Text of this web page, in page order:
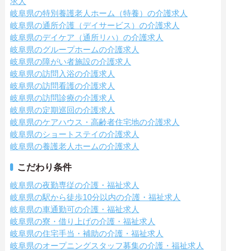
岐阜県の特別養護老人ホーム（特養）の介護求人
岐阜県の通所介護（デイサービス）の介護求人
岐阜県のデイケア（通所リハ）の介護求人
岐阜県のグループホームの介護求人
岐阜県の障がい者施設の介護求人
岐阜県の訪問入浴の介護求人
岐阜県の訪問看護の介護求人
岐阜県の訪問診療の介護求人
岐阜県の定期巡回の介護求人
岐阜県のケアハウス・高齢者住宅地の介護求人
岐阜県のショートステイの介護求人
岐阜県の養護老人ホームの介護求人
こだわり条件
岐阜県の夜勤専従の介護・福祉求人
岐阜県の駅から徒歩10分以内の介護・福祉求人
岐阜県の車通勤可の介護・福祉求人
岐阜県の寮・借り上げの介護・福祉求人
岐阜県の住宅手当・補助の介護・福祉求人
岐阜県のオープニングスタッフ募集の介護・福祉求人